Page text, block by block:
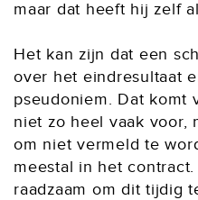
maar dat heeft hij zelf
Het kan zijn dat een
over het eindresultaat
pseudoniem. Dat komt
niet zo heel vaak voor,
om niet vermeld te
meestal in het
raadzaam om dit tijdig